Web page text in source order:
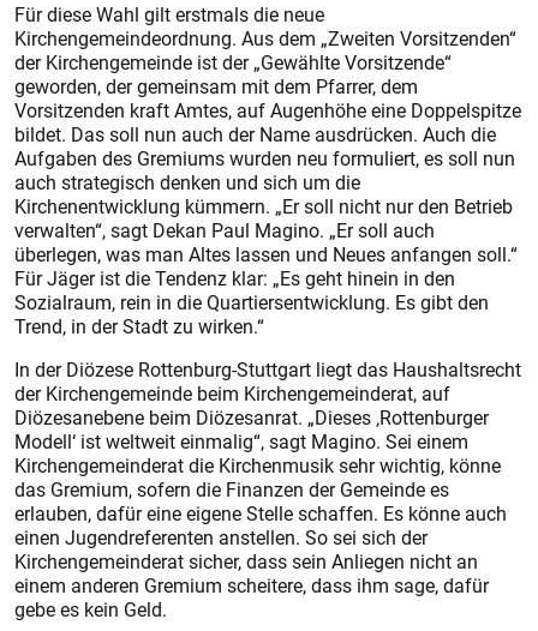
Für diese Wahl gilt erstmals die neue
Kirchengemeindeordnung. Aus dem „Zweiten Vorsitzenden“
der Kirchengemeinde ist der „Gewählte Vorsitzende“
geworden, der gemeinsam mit dem Pfarrer, dem
Vorsitzenden kraft Amtes, auf Augenhöhe eine Doppelspitze
bildet. Das soll nun auch der Name ausdrücken. Auch die
Aufgaben des Gremiums wurden neu formuliert, es soll nun
auch strategisch denken und sich um die
Kirchenentwicklung kümmern. „Er soll nicht nur den Betrieb
verwalten“, sagt Dekan Paul Magino. „Er soll auch
überlegen, was man Altes lassen und Neues anfangen soll.“
Für Jäger ist die Tendenz klar: „Es geht hinein in den
Sozialraum, rein in die Quartiersentwicklung. Es gibt den
Trend, in der Stadt zu wirken.“
In der Diözese Rottenburg-Stuttgart liegt das Haushaltsrecht
der Kirchengemeinde beim Kirchengemeinderat, auf
Diözesanebene beim Diözesanrat. „Dieses ‚Rottenburger
Modell‘ ist weltweit einmalig“, sagt Magino. Sei einem
Kirchengemeinderat die Kirchenmusik sehr wichtig, könne
das Gremium, sofern die Finanzen der Gemeinde es
erlauben, dafür eine eigene Stelle schaffen. Es könne auch
einen Jugendreferenten anstellen. So sei sich der
Kirchengemeinderat sicher, dass sein Anliegen nicht an
einem anderen Gremium scheitere, dass ihm sage, dafür
gebe es kein Geld.